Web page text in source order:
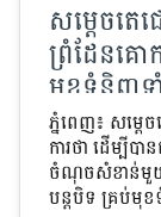
សម្តេចត
ព្រំដែនគោ
មុខទំនិញទ
ព្រំដែនគ
បំផ្លាញជាតិ
ភ្នំពេញ៖ សម្តេ
ការថា ដើម្បី
ចំណុចសំខាន់មួយ
បន្តបិទ គ្រប់មុ